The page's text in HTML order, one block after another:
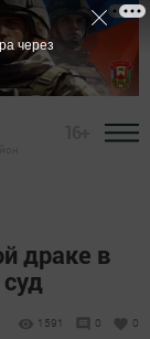
драке в
1591 0 0
через